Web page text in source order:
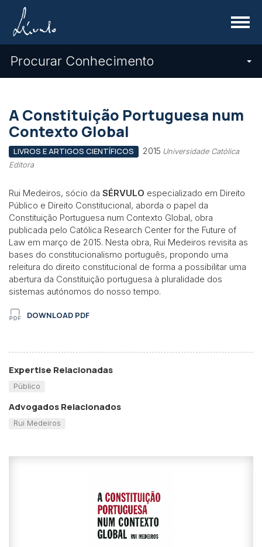
Menu
Procurar Conhecimento
A Constituição Portuguesa num
Contexto Global
LIVROS E ARTIGOS CIENTÍFICOS 2015 Universidade Católica
Editora
Rui Medeiros, sócio da SÉRVULO especializado em Direito
Público e Direito Constitucional, aborda o papel da
Constituição Portuguesa num Contexto Global, obra
publicada pelo Católica Research Center for the Future of
Law em março de 2015. Nesta obra, Rui Medeiros revisita as
bases do constitucionalismo português, propondo uma
releitura do direito constitucional de forma a possibilitar uma
abertura da Constituição portuguesa à pluralidade dos
sistemas autónomos do nosso tempo.
DOWNLOAD PDF
Expertise Relacionadas
Público
Advogados Relacionados
Rui Medeiros